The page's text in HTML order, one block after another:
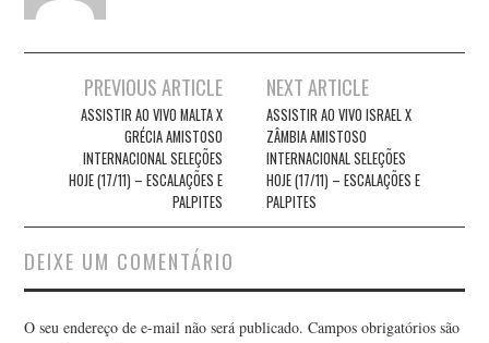
navigation
PREVIOUS ARTICLE
ASSISTIR AO VIVO MALTA X
GRÉCIA AMISTOSO
INTERNACIONAL SELEÇÕES
HOJE (17/11) – ESCALAÇÕES E
PALPITES
NEXT ARTICLE
ASSISTIR AO VIVO ISRAEL X
ZÂMBIA AMISTOSO
INTERNACIONAL SELEÇÕES
HOJE (17/11) – ESCALAÇÕES E
PALPITES
DEIXE UM COMENTÁRIO
O seu endereço de e-mail não será publicado. Campos obrigatórios são